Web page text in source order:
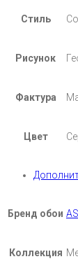
Стиль
Рисунок
Фактура
Цвет
Бренд обои
Коллекция